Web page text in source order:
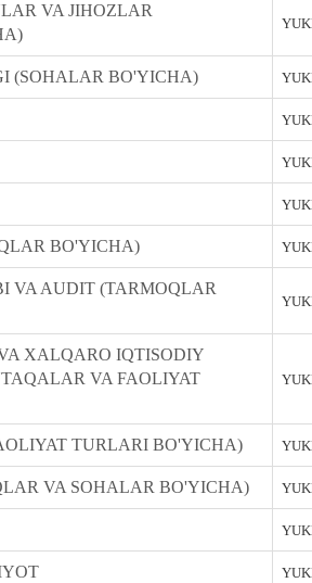
VA JIHOZLAR
(SOHALAR BO'YICHA)
BO'YICHA)
VA AUDIT (TARMOQLAR
XALQARO IQTISODIY
VA FAOLIYAT
TURLARI BO'YICHA)
VA SOHALAR BO'YICHA)